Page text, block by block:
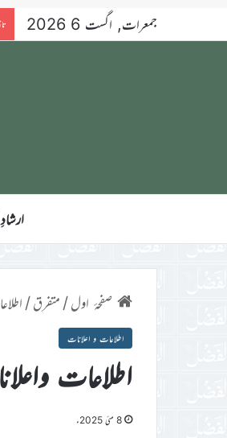
جمعرات, اگست 6 2026
صفحۂ اول/ متفرق/
اطلاعات و اعلانات
اطلاعات
8 مئی 2025ء